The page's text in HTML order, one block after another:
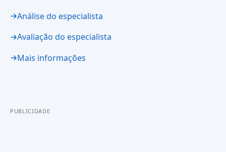
Análise do especialista
Avaliação do especialista
Mais informações
PUBLICIDADE